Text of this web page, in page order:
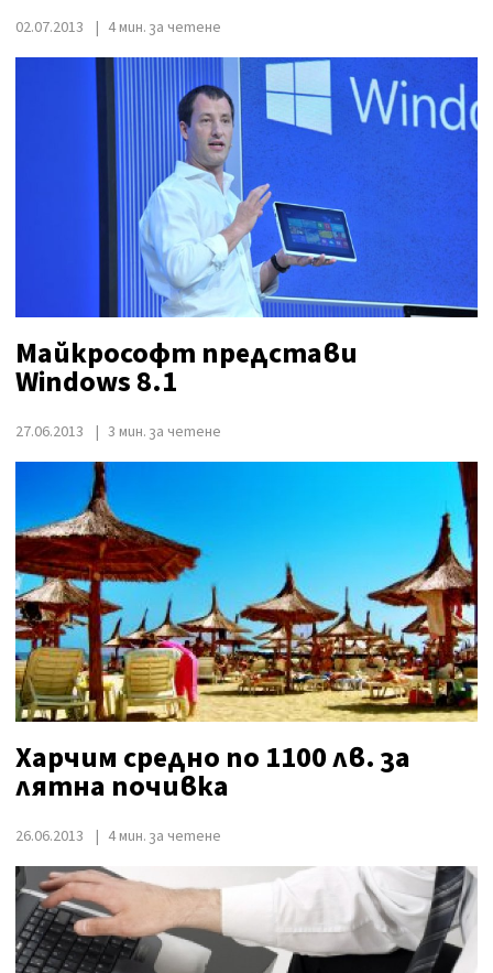
02.07.2013 4 мин. за четене
Майкрософт представи
Windows 8.1
27.06.2013 3 мин. за четене
Харчим средно по 1100 лв. за
лятна почивка
26.06.2013 4 мин. за четене